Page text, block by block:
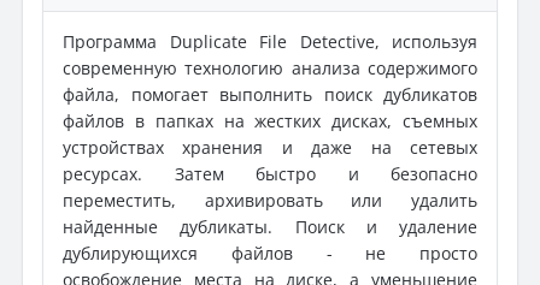
Программа Duplicate File Detective, используя
современную технологию анализа содержимого
файла, помогает выполнить поиск дубликатов
файлов в папках на жестких дисках, съемных
устройствах хранения и даже на сетевых
ресурсах. Затем быстро и безопасно
переместить, архивировать или удалить
найденные дубликаты. Поиск и удаление
дублирующихся файлов - не просто
освобождение места на диске, а уменьшение